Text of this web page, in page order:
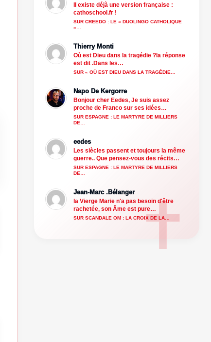
Il existe déjà une version française :
cathoschool.fr !
SUR CREEDO : LE « DUOLINGO CATHOLIQUE
»…
Thierry Monti
Où est Dieu dans la tragédie ?la réponse
est dit .Dans les…
SUR « OÙ EST DIEU DANS LA TRAGÉDIE…
Napo De Kergorre
Bonjour cher Eedes, Je suis assez
proche de Franco sur ses idées…
SUR ESPAGNE : LE MARTYRE DE MILLIERS
DE…
eedes
Les siècles passent et toujours la même
guerre.. Que pensez-vous des récits…
SUR ESPAGNE : LE MARTYRE DE MILLIERS
DE…
Jean-Marc .Bélanger
la Vierge Marie n'a pas besoin d'être
rachetée, son Âme est pure…
SUR SCANDALE OM : LA CROIX DE LA…